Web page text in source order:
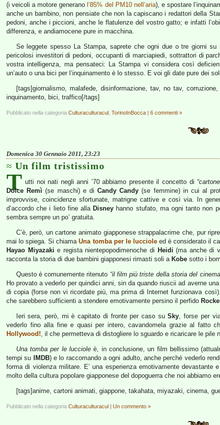
(i veicoli a motore generano l’85% del PM10 nell’aria), e spostare
anche un bambino, non pensiate che non la capiscano i redattori della
pedoni, anche i piccioni, anche le flatulenze del vostro gatto; e infatti
differenza, e andiamocene pure in macchina.
Se leggete spesso La Stampa, saprete che ogni due o tre giorni su
pericolosi investitori di pedoni, occupanti di marciapiedi, sottrattori di
vostra intelligenza, ma pensateci: La Stampa vi considera così
un’auto o una bici per l’inquinamento è lo stesso. E voi gli date pure dei
[tags]giornalismo, malafede, disinformazione, tav, no tav,
inquinamento, bici, traffico[/tags]
Pubblicato nella categoria Culturaculturacul TorinoInBocca | 6 commenti »
Domenica 30 Gennaio 2011, 23:23
Un film tristissimo
T utti noi nati negli anni ’70 abbiamo presente il concetto di
Dolce Remì (se maschi) e diCandy Candy (se femmine) in cui al
improvvise, coincidenze sfortunate, matrigne cattive e così via. In
d’accordo che i lieto fine alla Disney hanno stufato, ma ogni tanto non
sembra sempre un po’ gratuita.
C’è, però, un cartone animato giapponese strappalacrime che, pur
mai lo spiega. Si chiamaUna tomba per le luccioleed è considerato il
Hayao Miyazaki e regista nientepopodimenoche di Heidi (ma anche di
racconta la storia di due bambini giapponesi rimasti soli a Kobe sotto i
Questo è comunemente ritenuto “il film più triste della storia del
Ho provato a vederlo per quindici anni, sin da quando riuscii ad averne
di copia (forse non vi ricordate più, ma prima di Internet funzionava
che sarebbero sufficienti a stendere emotivamente persino il perfido
Ieri sera, però, mi è capitato di fronte per caso suSky, forse per
vederlo fino alla fine e quasi per intero, cavandomela grazie al fatto
Hollywood!, il che permetteva di distogliere lo sguardo e ricaricare le pile
Una tomba per le luccioleè, in conclusione, un film bellissimo
tempi su
IMDB) e lo raccomando a ogni adulto, anche perché vederlo
forma di violenza militare. E’ una esperienza emotivamente
molto della cultura popolare giapponese del dopoguerra che noi abbiamo
[tags]anime, cartoni animati, giappone, takahata, miyazaki, cinema,
Pubblicato nella categoria Culturaculturacul | Un commento »